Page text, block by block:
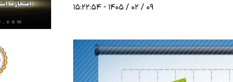
۰۹ / ۰۲ / ۱۴۰۵ - ۱۵:۲۲:۵۴